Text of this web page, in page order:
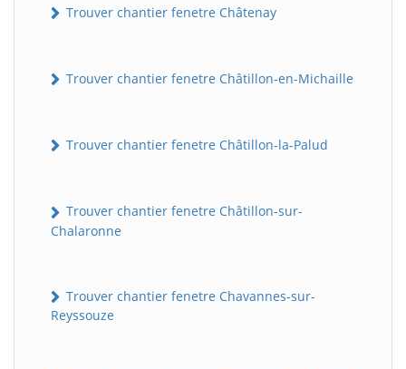
Trouver chantier fenetre Châtenay
Trouver chantier fenetre Châtillon-en-Michaille
Trouver chantier fenetre Châtillon-la-Palud
Trouver chantier fenetre Châtillon-sur-
Chalaronne
Trouver chantier fenetre Chavannes-sur-
Reyssouze